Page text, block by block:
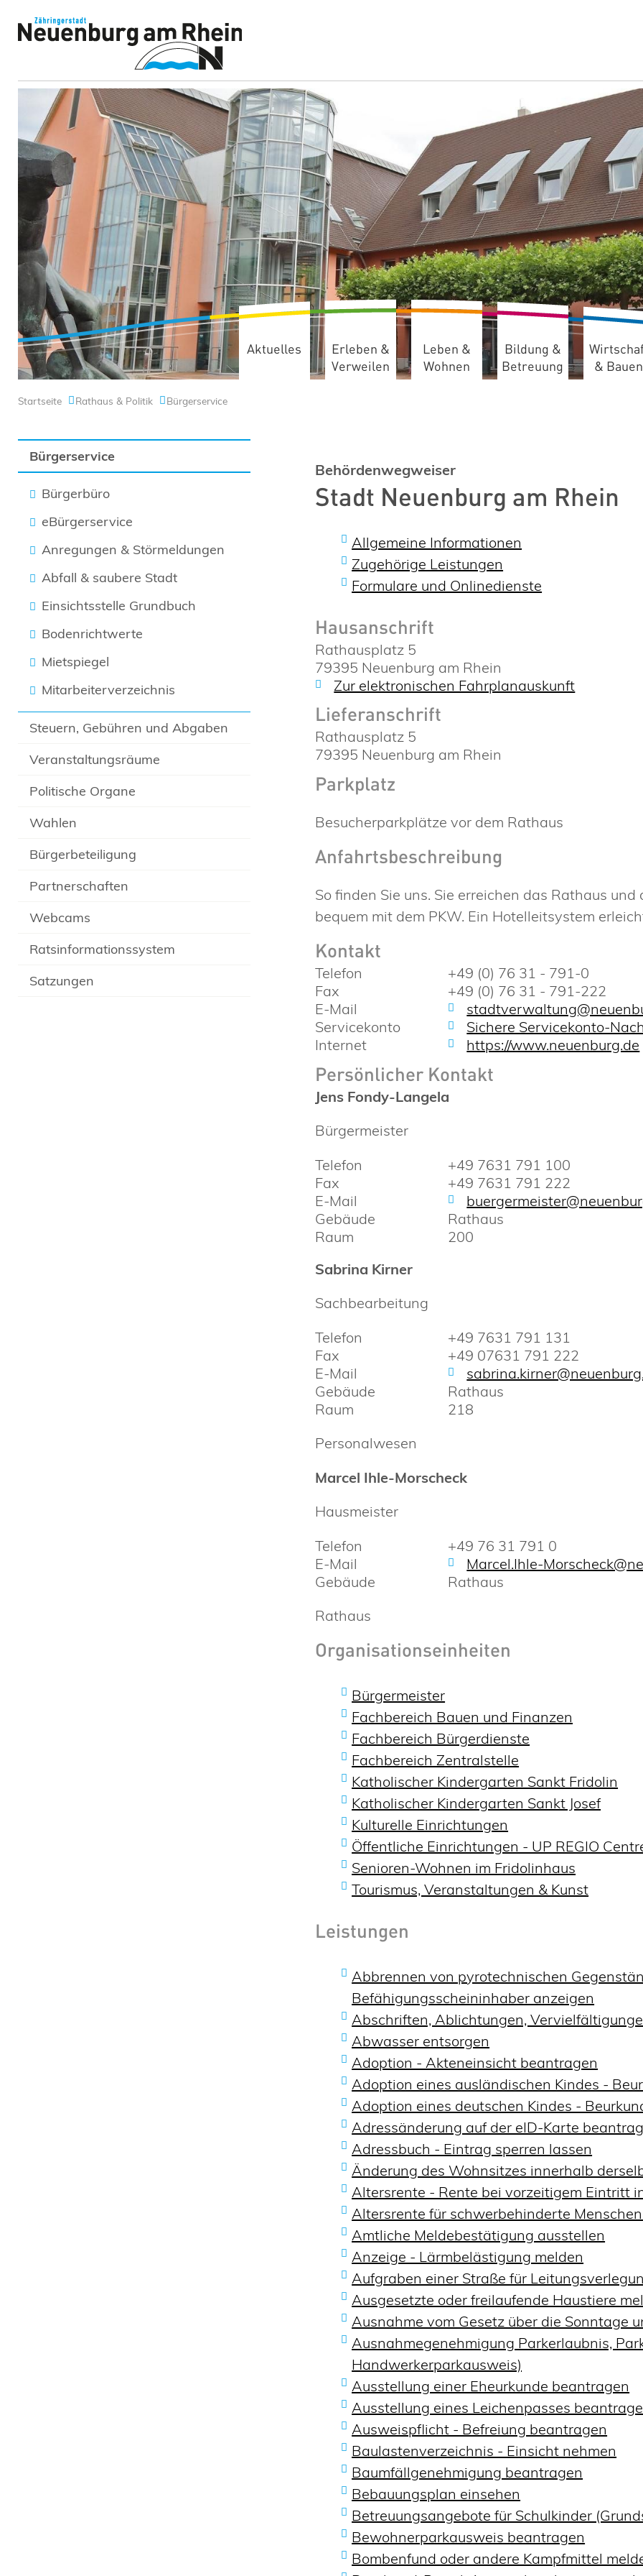
Aktuelles
Erleben &
Verweilen
Leben &
Wohnen
Bildung &
Betreuung
& Bauen
Startseite Rathaus & Politik Bürgerservice
Bürgerservice
Bürgerbüro
eBürgerservice
Anregungen & Störmeldungen
Abfall & saubere Stadt
Einsichtsstelle Grundbuch
Bodenrichtwerte
Mietspiegel
Mitarbeiterverzeichnis
Steuern, Gebühren und Abgaben
Veranstaltungsräume
Politische Organe
Wahlen
Bürgerbeteiligung
Partnerschaften
Webcams
Ratsinformationssystem
Satzungen
Behördenwegweiser
Stadt Neuenburg am Rhein
Allgemeine Informationen
Zugehörige Leistungen
Formulare und Onlinedienste
Hausanschrift
Rathausplatz 5
79395 Neuenburg am Rhein
Zur elektronischen Fahrplanauskunft
Lieferanschrift
Rathausplatz 5
79395 Neuenburg am Rhein
Parkplatz
Besucherparkplätze vor dem Rathaus
Anfahrtsbeschreibung
So finden Sie uns. Sie erreichen das Rathaus
bequem mit dem PKW. Ein Hotelleitsystem
Kontakt
Telefon
+49 (0) 76 31 - 791-0
Fax
+49 (0) 76 31 - 791-222
E-Mail
Servicekonto
Sichere Servicekonto-
Internet
https://www.neuenburg.de
Persönlicher Kontakt
Jens Fondy-Langela
Bürgermeister
Telefon
+49 7631 791 100
Fax
+49 7631 791 222
E-Mail
Gebäude
Rathaus
Raum
200
Sabrina Kirner
Sachbearbeitung
Telefon
+49 7631 791 131
Fax
+49 07631 791 222
E-Mail
Gebäude
Rathaus
Raum
218
Personalwesen
Marcel Ihle-Morscheck
Hausmeister
Telefon
+49 76 31 791 0
E-Mail
Marcel.Ihle-
Gebäude
Rathaus
Rathaus
Organisationseinheiten
Bürgermeister
Fachbereich Bauen und Finanzen
Fachbereich Bürgerdienste
Fachbereich Zentralstelle
Katholischer Kindergarten Sankt Fridolin
Katholischer Kindergarten Sankt Josef
Kulturelle Einrichtungen
Öffentliche Einrichtungen - UP REGIO
Senioren-Wohnen im Fridolinhaus
Tourismus, Veranstaltungen & Kunst
Leistungen
Abbrennen von pyrotechnischen
Befähigungsscheininhaber anzeigen
Abschriften, Ablichtungen,
Abwasser entsorgen
Adoption - Akteneinsicht beantragen
Adoption eines ausländischen Kindes -
Adoption eines deutschen Kindes -
Adressänderung auf der eID-Karte
Adressbuch - Eintrag sperren lassen
Änderung des Wohnsitzes innerhalb
Altersrente - Rente bei vorzeitigem Eintritt
Altersrente für schwerbehinderte
Amtliche Meldebestätigung ausstellen
Anzeige - Lärmbelästigung melden
Aufgraben einer Straße für
Ausgesetzte oder freilaufende Haustiere
Ausnahme vom Gesetz über die Sonntage
Ausnahmegenehmigung Parkerlaubnis,
Handwerkerparkausweis)
Ausstellung einer Eheurkunde beantragen
Ausstellung eines Leichenpasses
Ausweispflicht - Befreiung beantragen
Baulastenverzeichnis - Einsicht nehmen
Baumfällgenehmigung beantragen
Bebauungsplan einsehen
Betreuungsangebote für Schulkinder
Bewohnerparkausweis beantragen
Bombenfund oder andere Kampfmittel